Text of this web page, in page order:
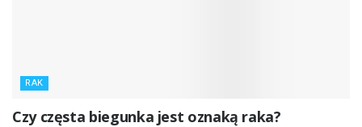
RAK
Czy częsta biegunka jest oznaką raka?